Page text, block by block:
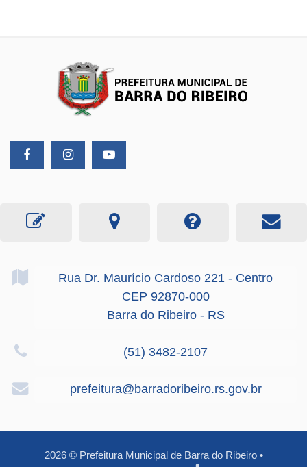
Rua Dr. Maurício Cardoso 221 - Centro
CEP 92870-000
Barra do Ribeiro - RS
(51) 3482-2107
prefeitura@barradoribeiro.rs.gov.br
2026 © Prefeitura Municipal de Barra do Ribeiro •